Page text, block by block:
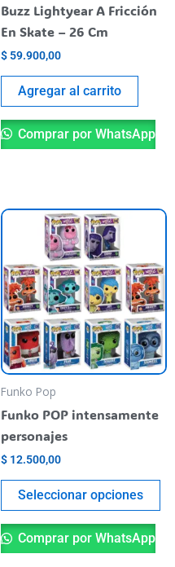
Buzz Lightyear A Fricción
En Skate – 26 Cm
$ 59.900,00
Agregar al carrito
Comprar por WhatsApp
Funko Pop
Funko POP intensamente
personajes
$ 12.500,00
Seleccionar opciones
se
Comprar por WhatsApp